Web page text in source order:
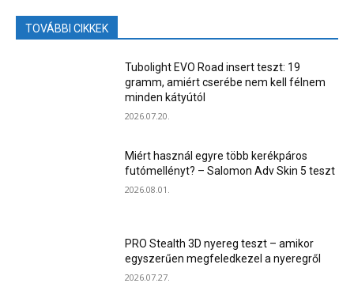
TOVÁBBI CIKKEK
Tubolight EVO Road insert teszt: 19
gramm, amiért cserébe nem kell félnem
minden kátyútól
2026.07.20.
Miért használ egyre több kerékpáros
futómellényt? – Salomon Adv Skin 5 teszt
2026.08.01.
PRO Stealth 3D nyereg teszt – amikor
egyszerűen megfeledkezel a nyeregről
2026.07.27.